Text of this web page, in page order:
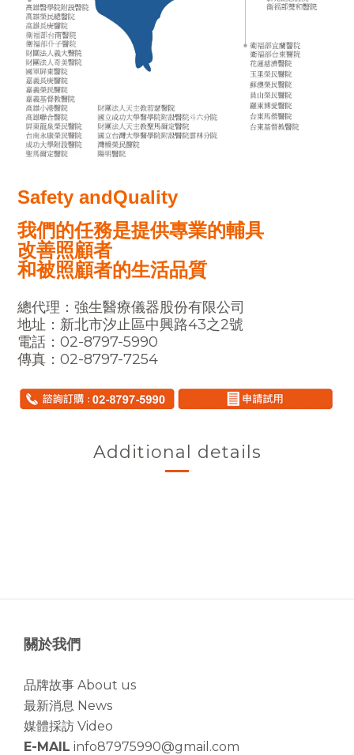
Safety andQuality
我們的任務是提供專業的輔具
改善照顧者
和被照顧者的生活品質
總代理：強生醫療儀器股份有限公司
地址：新北市汐止區中興路43之2號
電話：02-8797-5990
傳真：02-8797-7254
Additional details
關於我們
品牌故事 About us
最新消息 News
媒體採訪 Video
E-MAIL info87975990@gmail.com